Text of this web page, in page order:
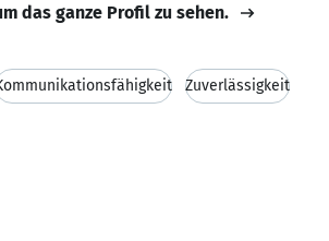
das ganze Profil zu sehen.
Zuverlässigkeit